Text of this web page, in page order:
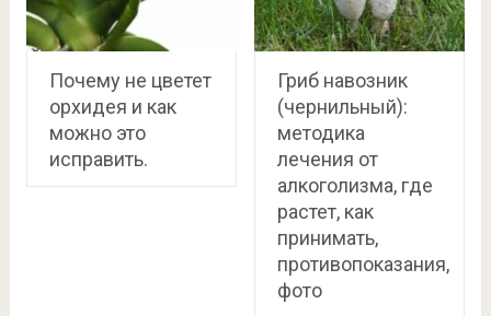
Почему не цветет
орхидея и как
можно это
исправить.
Гриб навозник
(чернильный):
методика
лечения от
алкоголизма, где
растет, как
принимать,
противопоказания,
фото